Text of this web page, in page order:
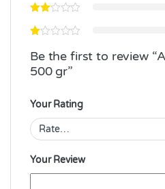
Be the first to review
500 gr”
Your Rating
Your Review